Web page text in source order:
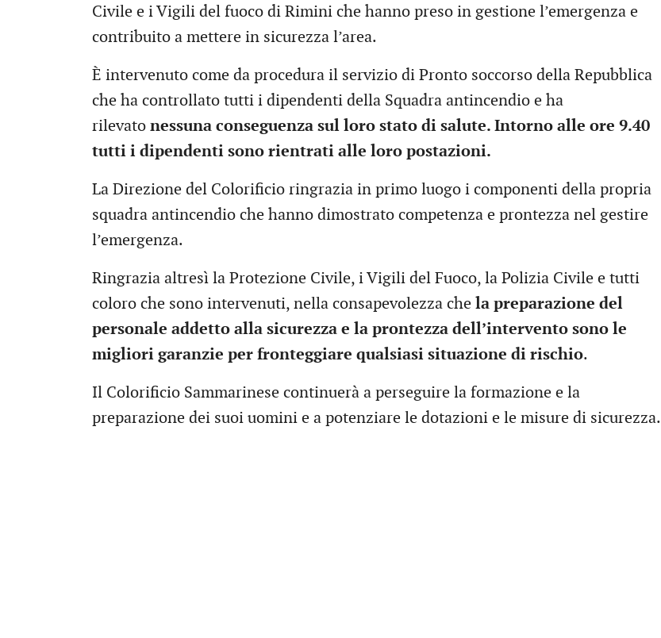
Civile e i Vigili del fuoco di Rimini che hanno preso in gestione l’emergenza e
contribuito a mettere in sicurezza l’area.
È intervenuto come da procedura il servizio di Pronto soccorso della Repubblica
che ha controllato tutti i dipendenti della Squadra antincendio e ha
rilevato nessuna conseguenza sul loro stato di salute. Intorno alle ore 9.40
tutti i dipendenti sono rientrati alle loro postazioni.
La Direzione del Colorificio ringrazia in primo luogo i componenti della propria
squadra antincendio che hanno dimostrato competenza e prontezza nel gestire
l’emergenza.
Ringrazia altresì la Protezione Civile, i Vigili del Fuoco, la Polizia Civile e tutti
coloro che sono intervenuti, nella consapevolezza che la preparazione del
personale addetto alla sicurezza e la prontezza dell’intervento sono le
migliori garanzie per fronteggiare qualsiasi situazione di rischio.
Il Colorificio Sammarinese continuerà a perseguire la formazione e la
preparazione dei suoi uomini e a potenziare le dotazioni e le misure di sicurezza.